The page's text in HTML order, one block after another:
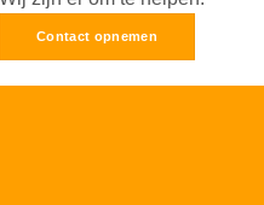
Contact opnemen